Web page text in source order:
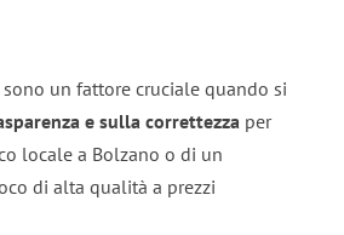
un fattore cruciale quando si
e sulla correttezza per
locale a Bolzano o di un
di alta qualità a prezzi